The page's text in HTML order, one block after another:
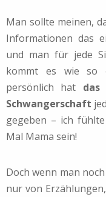
Man sollte meinen,
Informationen das
und man für jede
kommt es wie so
persönlich hat
Schwangerschaft
gegeben – ich
Mal Mama sein!
Doch wenn man
nur von